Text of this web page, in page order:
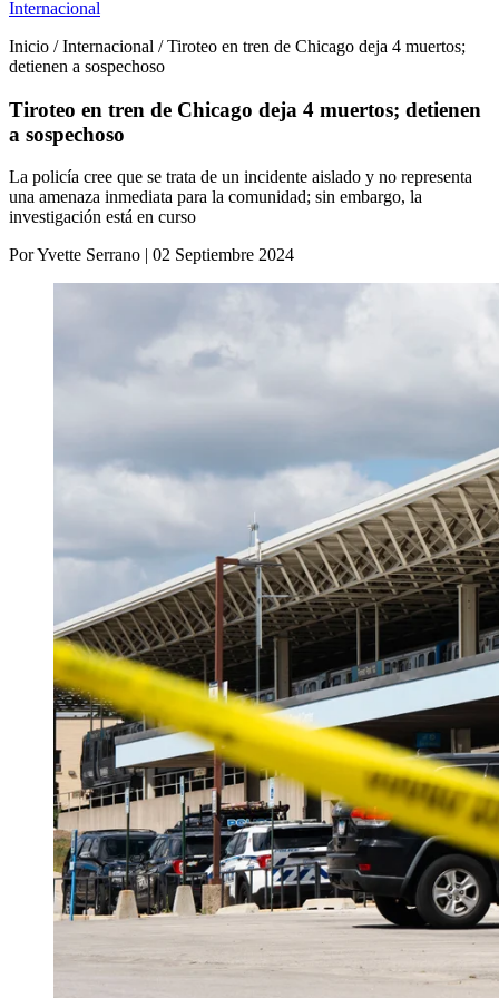
Internacional
Inicio / Internacional / Tiroteo en tren de Chicago deja 4 muertos;
detienen a sospechoso
Tiroteo en tren de Chicago deja 4 muertos; detienen
a sospechoso
La policía cree que se trata de un incidente aislado y no representa
una amenaza inmediata para la comunidad; sin embargo, la
investigación está en curso
Por Yvette Serrano | 02 Septiembre 2024